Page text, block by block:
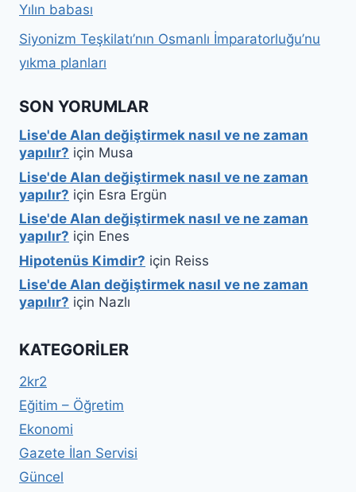
Yılın babası
Siyonizm Teşkilatı’nın Osmanlı İmparatorluğu’nu
yıkma planları
SON YORUMLAR
Lise'de Alan değiştirmek nasıl ve ne zaman
yapılır? için Musa
Lise'de Alan değiştirmek nasıl ve ne zaman
yapılır? için Esra Ergün
Lise'de Alan değiştirmek nasıl ve ne zaman
yapılır? için Enes
Hipotenüs Kimdir? için Reiss
Lise'de Alan değiştirmek nasıl ve ne zaman
yapılır? için Nazlı
KATEGORILER
2kr2
Eğitim – Öğretim
Ekonomi
Gazete İlan Servisi
Güncel